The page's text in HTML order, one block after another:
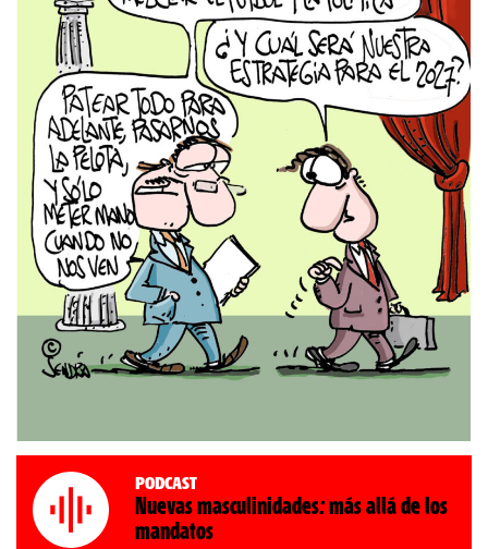
Podcast
Nuevas masculinidades: más allá de los
mandatos